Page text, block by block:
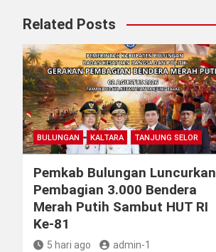
Related Posts
BULUNGAN KALTARA TANJUNG SELOR
Pemkab Bulungan Luncurkan
Pembagian 3.000 Bendera
Merah Putih Sambut HUT RI
Ke-81
5 hari ago admin-1